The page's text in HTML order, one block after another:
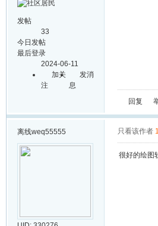
发帖
33
今日发帖
最后登录
2024-06-11
加关
注
发消
息
回复
离线weq55555 只看该作者
很好的绘图